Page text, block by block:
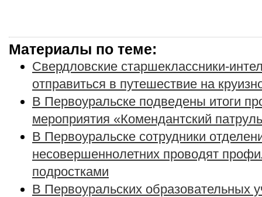
Материалы по теме:
Свердловские старшеклассники-
отправиться в путешествие на
В Первоуральске подведены итоги
мероприятия «Комендантский
В Первоуральске сотрудники
несовершеннолетних проводят
подростками
В Первоуральских образовательных